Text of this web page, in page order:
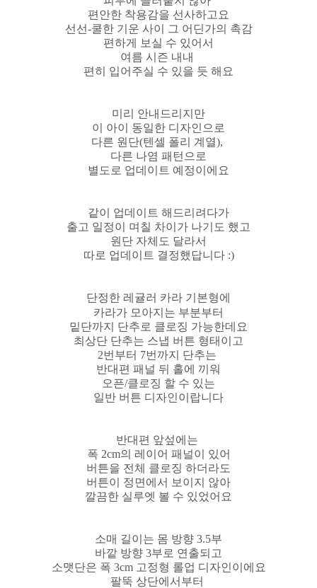
편안한 착용감을 선사하고요
선선-쿨한 기운 사이 그 어딘가의 촉감
편하게 보실 수 있어서
여름 시즌 내내
편히 입어주실 수 있을 듯 해요
미리 안내드리지만
이 아이 동일한 디자인으로
다른 원단(텐셀 폴리 계열),
다른 나염 패턴으로
별도로 업데이트 예정이에요
같이 업데이트 해드리려다가
출고 일정이 며칠 차이가 나기도 했고
원단 자체도 달라서
따로 업데이트 결정했답니다 :)
단정한 레귤러 카라 기본형에
카라가 모아지는 부분부터
밑단까지 단추로 클로징 가능한데요
최상단 단추는 스냅 버튼 형태이고
2번부터 7번까지 단추는
반대편 패널 뒤 홀에 끼워
오픈/클로징 할 수 있는
일반 버튼 디자인이랍니다
반대편 앞섶에는
폭 2cm의 레이어 패널이 있어
버튼을 전체 클로징 하더라도
버튼이 정면에서 보이지 않아
깔끔한 실루엣 볼 수 있었어요
소매 길이는 몸 방향 3.5부
바깥 방향 3부로 연출되고
소맷단은 폭 3cm 고정형 롤업 디자인이에요
팔뚝 상단에서부터